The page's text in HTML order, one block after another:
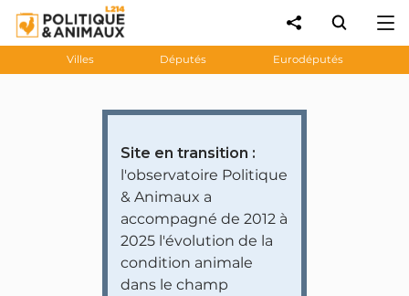
Villes Députés Eurodéputés
Site en transition :
l'observatoire Politique
& Animaux a
accompagné de 2012 à
2025 l'évolution de la
condition animale
dans le champ